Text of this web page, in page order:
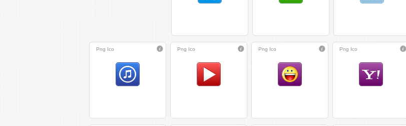
Png Ico Png Ico Png Ico Png Ico